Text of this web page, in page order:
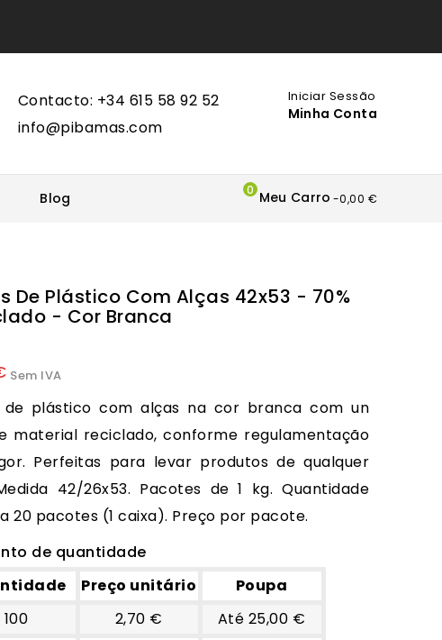
Iniciar Sessão
Minha Conta
Contacto: +34 615 58 92 52
info@pibamas.com
Blog 0 Meu Carro -0,00 €
De Plástico Com Alças 42x53 - 70%
- Cor Branca
Sem IVA
de plástico com alças na cor branca com un
material reciclado, conforme regulamentação
Perfeitas para levar produtos de qualquer
42/26x53. Pacotes de 1 kg. Quantidade
20 pacotes (1 caixa). Preço por pacote.
de quantidade
Preço unitário
Poupa
100
2,70 €
Até 25,00 €